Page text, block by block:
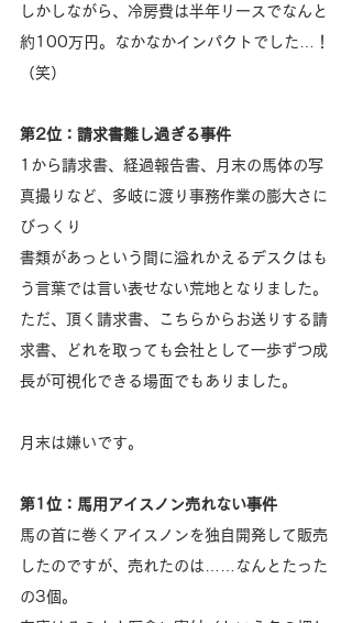
しかしながら、冷房費は半年リースでなんと
約100万円。なかなかインパクトでした…！
（笑）
第2位：請求書難し過ぎる事件
1から請求書、経過報告書、月末の馬体の写
真撮りなど、多岐に渡り事務作業の膨大さに
びっくり
書類があっという間に溢れかえるデスクはも
う言葉では言い表せない荒地となりました。
ただ、頂く請求書、こちらからお送りする請
求書、どれを取っても会社として一歩ずつ成
長が可視化できる場面でもありました。
月末は嫌いです。
第1位：馬用アイスノン売れない事件
馬の首に巻くアイスノンを独自開発して販売
したのですが、売れたのは……なんとたった
の3個。